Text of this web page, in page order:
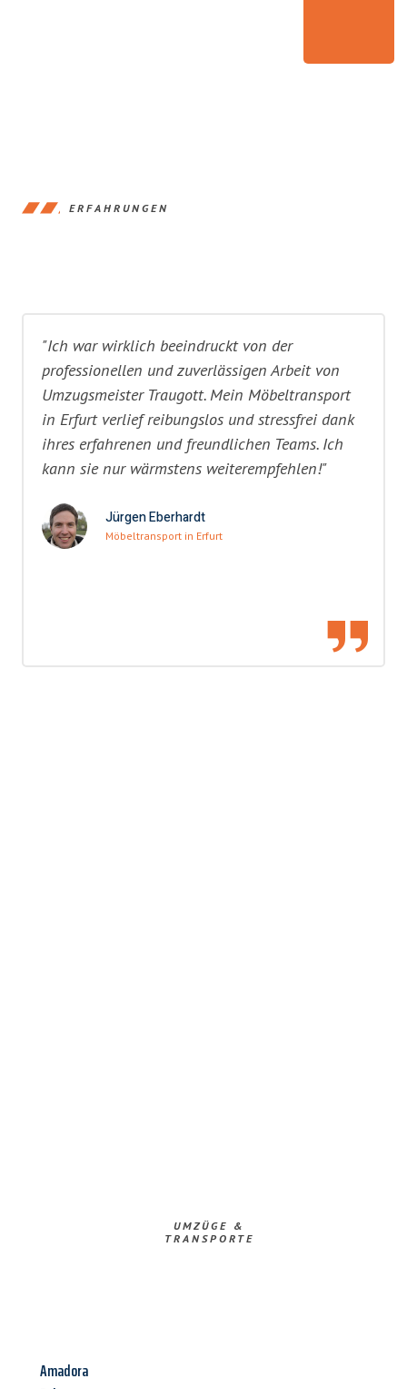
ERFAHRUNGEN
"Ich war wirklich beeindruckt von der
professionellen und zuverlässigen Arbeit von
Umzugsmeister Traugott. Mein Möbeltransport
in Erfurt verlief reibungslos und stressfrei dank
ihres erfahrenen und freundlichen Teams. Ich
kann sie nur wärmstens weiterempfehlen!"
Jürgen Eberhardt
Möbeltransport in Erfurt
UMZÜGE &
TRANSPORTE
Amadora